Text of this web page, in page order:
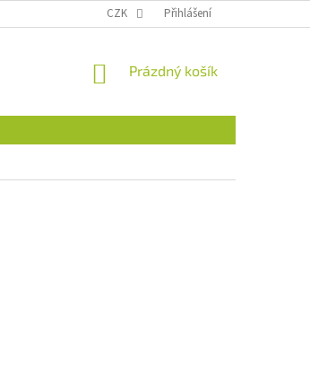
CZK Přihlášení
NÁKUPNÍ
Prázdný košík